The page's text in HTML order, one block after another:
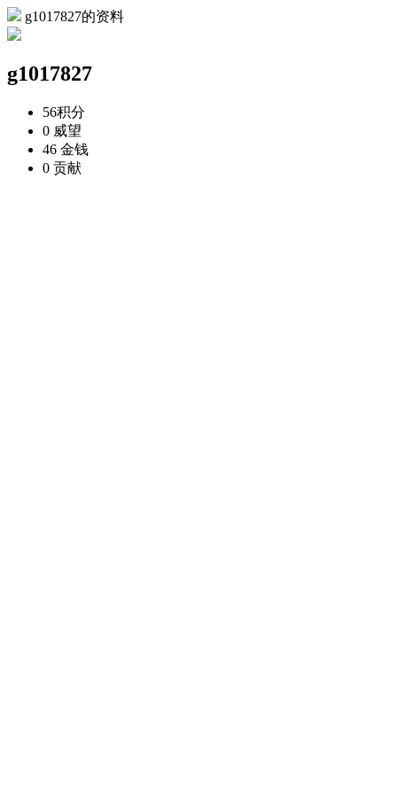
g1017827的资料
g1017827
56积分
0 威望
46 金钱
0 贡献